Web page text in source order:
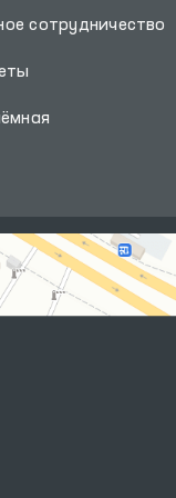
сотрудничество